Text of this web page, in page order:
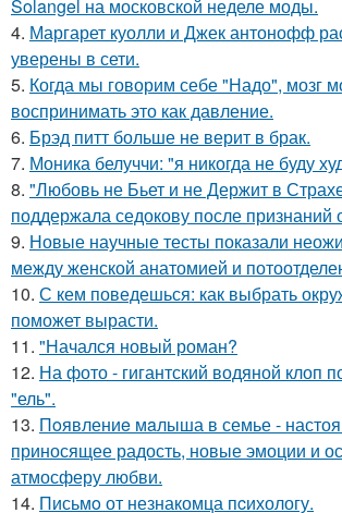
Solangel на московской неделе моды.
4. Маргарет куолли и Джек антонофф
уверены в сети.
5. Когда мы говорим себе "Надо", мозг
воспринимать это как давление.
6. Брэд питт больше не верит в брак.
7. Моника белуччи: "я никогда не буду
8. "Любовь не Бьет и не Держит в
поддержала седокову после признаний
9. Новые научные тесты показали
между женской анатомией и
10. С кем поведешься: как выбрать
поможет вырасти.
11. "Начался новый роман?
12. На фото - гигантский водяной клоп
"ель".
13. Пoявлениe мaлыша в семье -
приносящее радость, новые эмоции и
атмосферу любви.
14. Письмo от незнакомца пcихологу.